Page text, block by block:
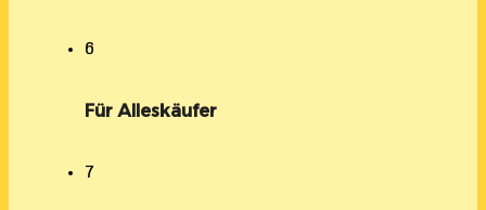
6
Für Alleskäufer
7